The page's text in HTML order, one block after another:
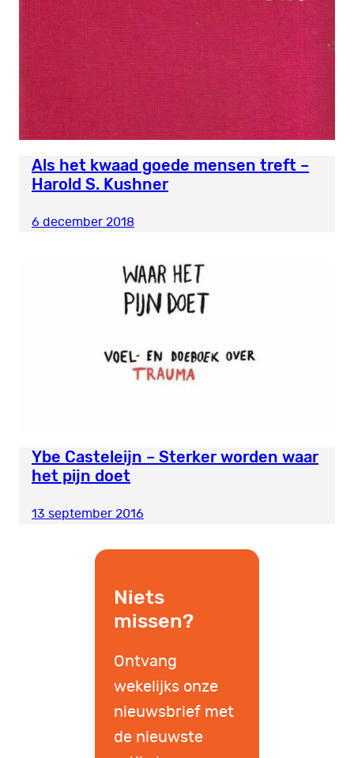
Als het kwaad goede mensen treft –
Harold S. Kushner
6 december 2018
Ybe Casteleijn – Sterker worden waar
het pijn doet
13 september 2016
Niets
missen?
Ontvang
wekelijks onze
nieuwsbrief met
de nieuwste